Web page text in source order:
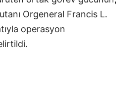
Orgeneral Francis L.
operasyon